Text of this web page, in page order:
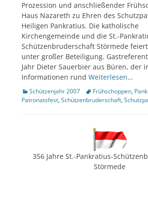
Prozession und anschließender
Haus Nazareth zu Ehren des
Heiligen Pankratius. Die katholische
Kirchengemeinde und die St.-
Schützenbruderschaft Störmede
unter großer Beteiligung.
Jahr Dieter Sauerbier aus Büren, der
Informationen rund Weiterlesen…
Kategorien
Schützenjahr 2007 TagsFrühschoppen,
Patronatsfest, Schützenbruderschaft,
356 Jahre St.-Pankratius-
Störmede